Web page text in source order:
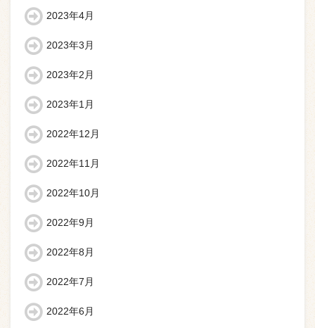
2023年4月
2023年3月
2023年2月
2023年1月
2022年12月
2022年11月
2022年10月
2022年9月
2022年8月
2022年7月
2022年6月